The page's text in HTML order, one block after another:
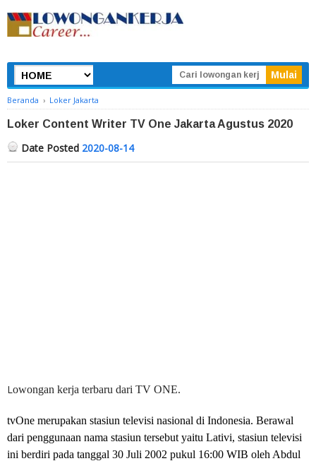
Beranda › Loker Jakarta
Loker Content Writer TV One Jakarta Agustus 2020
Date Posted 2020-08-14
L owongan kerja terbaru dari TV ONE.
tvOne merupakan stasiun televisi nasional di Indonesia. Berawal
dari penggunaan nama stasiun tersebut yaitu Lativi, stasiun televisi
ini berdiri pada tanggal 30 Juli 2002 pukul 16:00 WIB oleh Abdul